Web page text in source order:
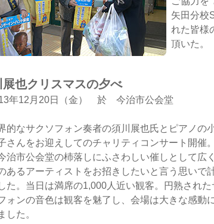
矢田分校
れた皆様
頂いた。
展也クリスマスの夕べ
年12月20日（金） 於 今治市公会堂
的なサクソフォン奏者の須川展也氏とピアノの
さんをお迎えしてのチャリティコンサート開催
治市公会堂の杮落しにふさわしい催しとして広
あるアーティストをお招きしたいと言う思いで
た。当日は満席の1,000人近い観客。円熟された
ォンの音色は観客を魅了し、会場は大きな感動
した。